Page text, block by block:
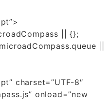
|| {};
||
charset=”UTF-8″
onload=”new